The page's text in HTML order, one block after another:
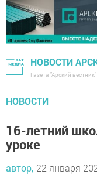
НОВОСТИ
Газета "Арский
НОВОСТИ
16-летний
уроке
автор, 22 января